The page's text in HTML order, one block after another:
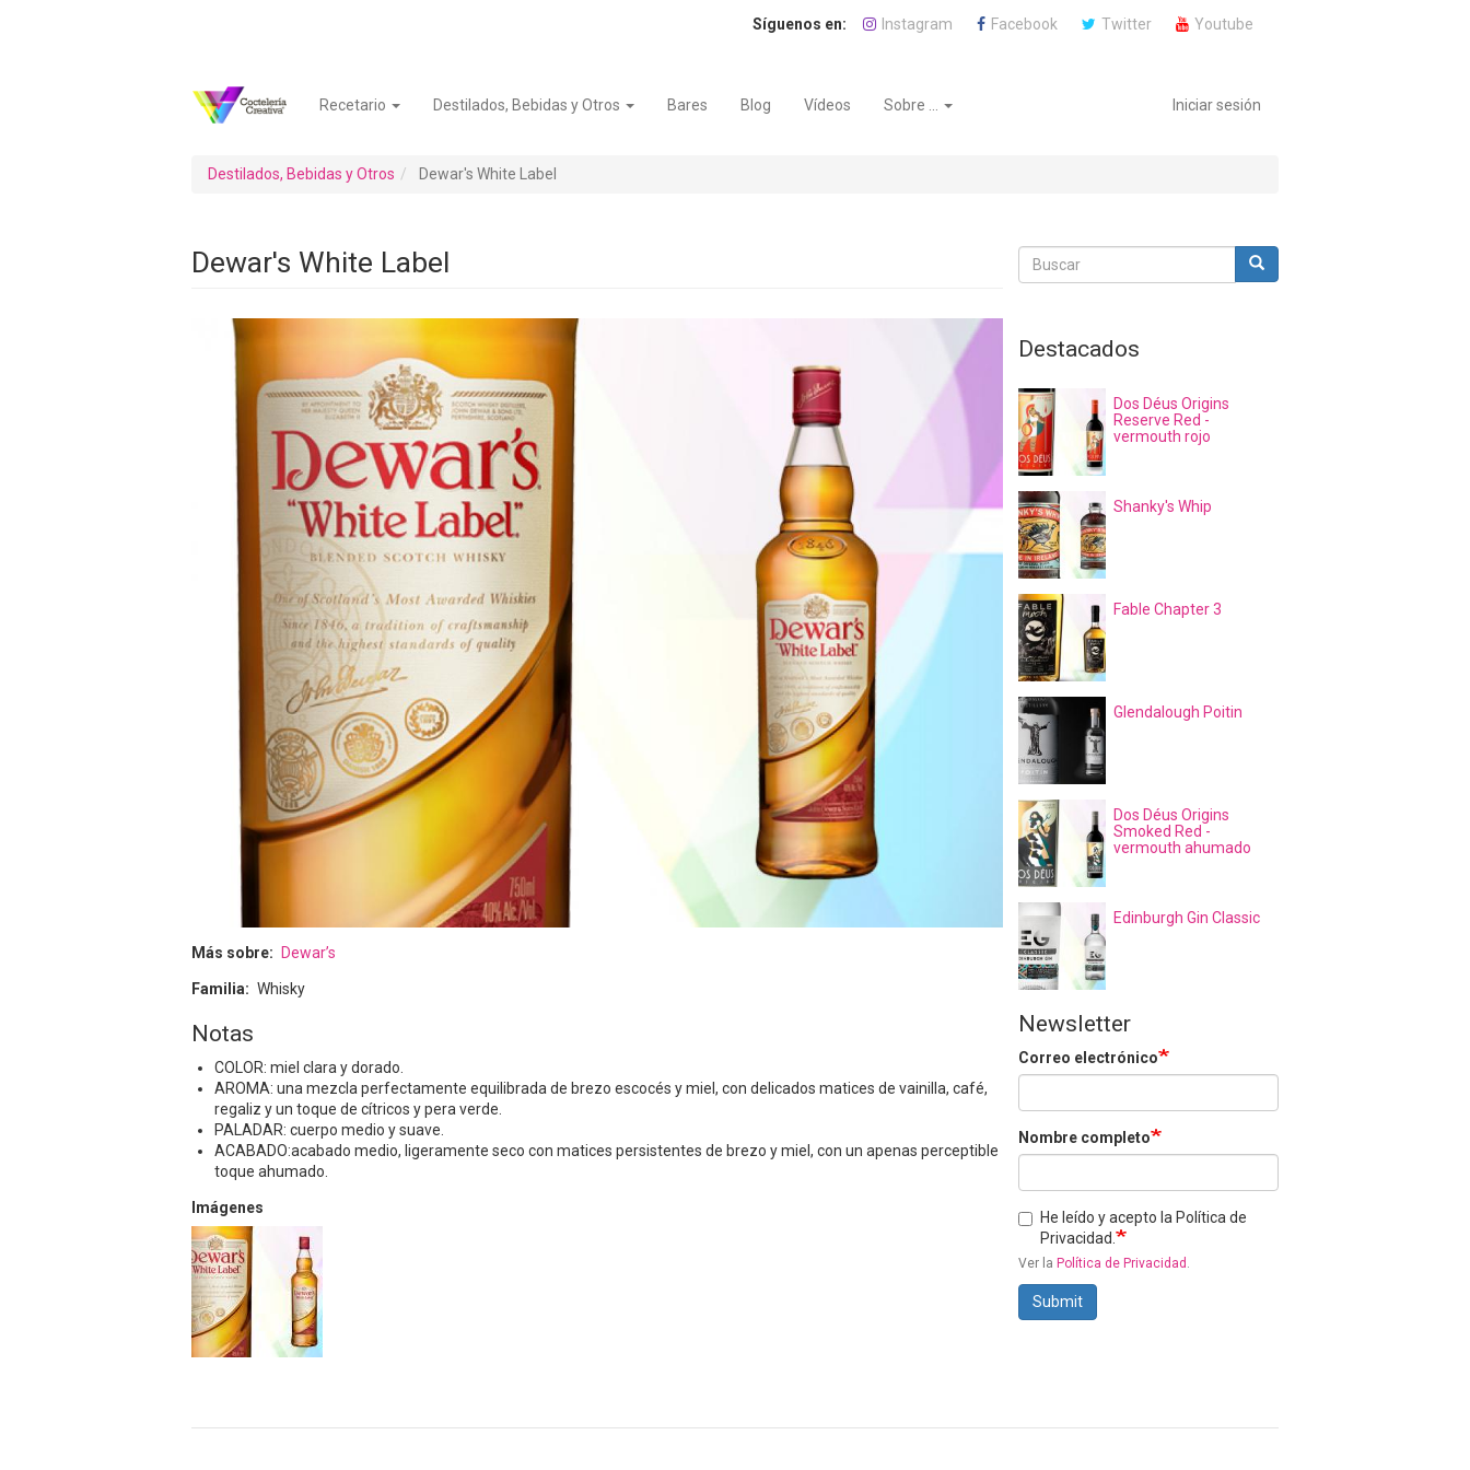
Instagram Facebook Twitter Youtube
NavegaciónRecetario Destilados, Bebidas y Otros Bares Blog Vídeos Sobre ...
Menú
cuenta
de
Iniciar sesión
Destilados, Bebidas y Otros Dewar's White Label
Dewar's White Label
Más sobre Dewar’s
Familia Whisky
Notas
COLOR: miel clara y dorado.
AROMA: una mezcla perfectamente equilibrada de brezo escocés y miel, con delicados matices de vainilla, café,
regaliz y un toque de cítricos y pera verde.
PALADAR: cuerpo medio y suave.
ACABADO:acabado medio, ligeramente seco con matices persistentes de brezo y miel, con un apenas perceptible
toque ahumado.
Imágenes
Buscar
Buscar Buscar
Destacados
Dos Déus Origins
Reserve Red -
vermouth rojo
Shanky's Whip
Fable Chapter 3
Glendalough Poitin
Dos Déus Origins
Smoked Red -
vermouth ahumado
Edinburgh Gin Classic
Newsletter
Correo electrónico
Nombre completo
He leído y acepto la Política de
Privacidad.
Ver la Política de Privacidad .
Submit